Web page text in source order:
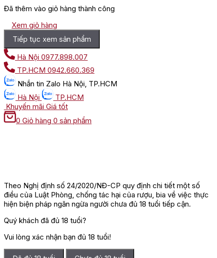
Đã thêm vào giỏ hàng thành công
Xem giỏ hàng
Tiếp tục xem sản phẩm
Hà Nội 0977.898.007
TP.HCM 0942.660.369
Nhắn tin Zalo Hà Nội, TP.HCM
Hà Nội
TP.HCM
Khuyến mãi Giá tốt
0 Giỏ hàng 0 sản phẩm
Theo Nghị định số 24/2020/NĐ-CP quy định chi tiết một số
điều của Luật Phòng, chống tác hại của rượu, bia về việc thực
hiện biện pháp ngăn ngừa người chưa đủ 18 tuổi tiếp cận.
Quý khách đã đủ 18 tuổi?
Vui lòng xác nhận bạn đủ 18 tuổi!